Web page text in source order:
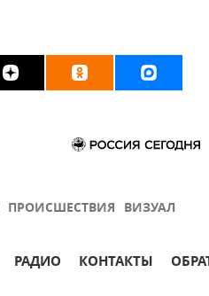
ПРОИСШЕСТВИЯ ВИЗУАЛ
РАДИО КОНТАКТЫ